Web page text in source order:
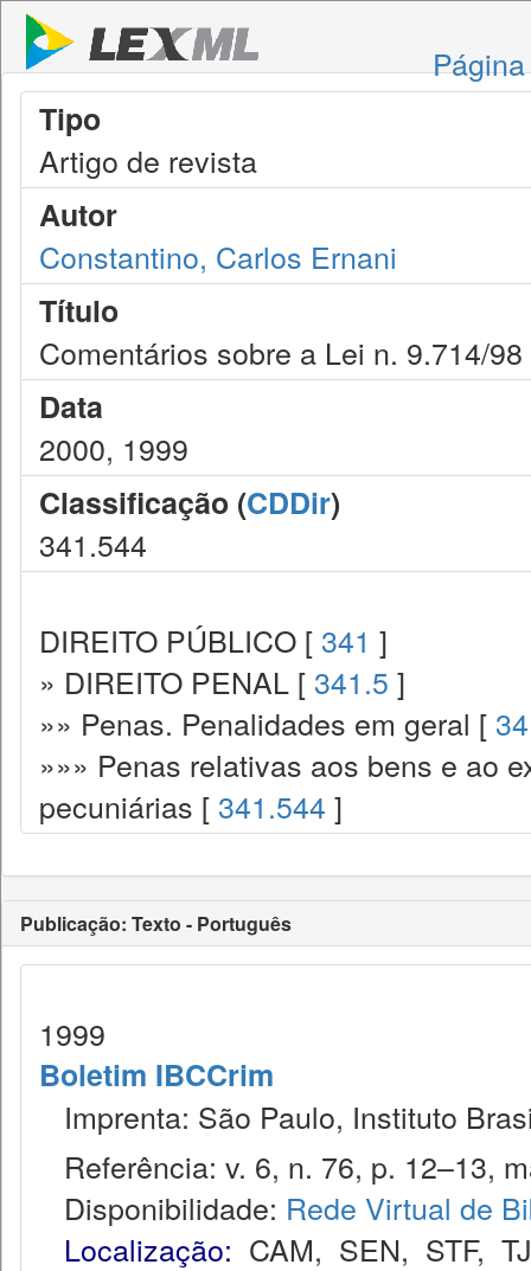
Tipo
Artigo de revista
Autor
Constantino, Carlos Ernani
Título
Comentários sobre a Lei n. 9.714/98
Data
2000, 1999
Classificação (CDDir)
341.544
DIREITO PÚBLICO [ 341 ]
» DIREITO PENAL [ 341.5 ]
»» Penas. Penalidades em geral [
»»» Penas relativas aos bens e ao
pecuniárias [ 341.544 ]
Publicação: Texto - Português
1999
Boletim IBCCrim
Imprenta: São Paulo, Instituto
Referência: v. 6, n. 76, p. 12–13,
Disponibilidade: Rede Virtual de
Localização: CAM, SEN, STF,